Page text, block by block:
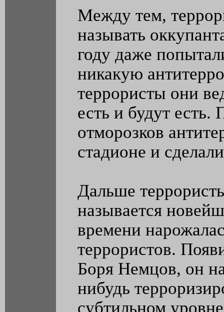
Между тем,
называть
году даже
никакую
террористы они
есть и будут
отморозков
стадионе и
Дальше
называется
времени
террористов.
Боря Немцов, он
нибудь
субтильном